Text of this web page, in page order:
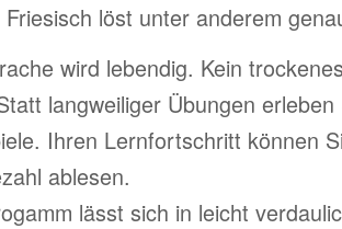
Friesisch löst unter anderem
wird lebendig. Kein
langweiliger Übungen
Ihren Lernfortschritt können
ablesen.
lässt sich in leicht